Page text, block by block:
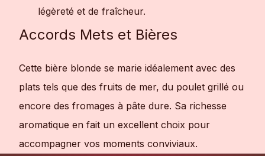
légèreté et de fraîcheur.
Accords Mets et Bières
Cette bière blonde se marie idéalement avec des
plats tels que des fruits de mer, du poulet grillé ou
encore des fromages à pâte dure. Sa richesse
aromatique en fait un excellent choix pour
accompagner vos moments conviviaux.